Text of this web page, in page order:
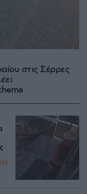
στις Σέρρες